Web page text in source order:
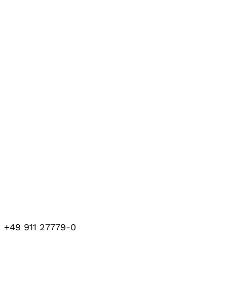
+49 911 27779-0